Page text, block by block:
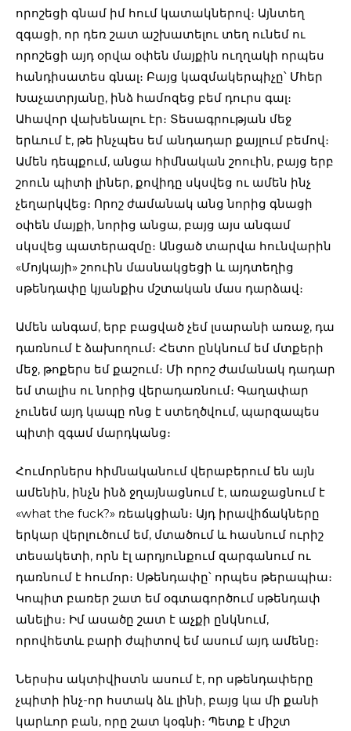
որոշեցի գնամ իմ հում կատակներով։ Այնտեղ
զգացի, որ դեռ շատ աշխատելու տեղ ունեմ ու
որոշեցի այդ օրվա օփեն մայքին ուղղակի որպես
հանդիսատես գնալ։ Բայց կազմակերպիչը՝ Մհեր
Խաչատրյանը, ինձ համոզեց բեմ դուրս գալ։
Ահավոր վախենալու էր։ Տեսագրության մեջ
երևում է, թե ինչպես եմ անդադար քայլում բեմով։
Ամեն դեպքում, անցա հիմնական շոուին, բայց երբ
շոուն պիտի լիներ, քովիդը սկսվեց ու ամեն ինչ
չեղարկվեց։ Որոշ ժամանակ անց նորից գնացի
օփեն մայքի, նորից անցա, բայց այս անգամ
սկսվեց պատերազմը։ Անցած տարվա հունվարին
«Մոյկայի» շոուին մասնակցեցի և այդտեղից
սթենդափը կյանքիս մշտական մաս դարձավ։
Ամեն անգամ, երբ բացված չեմ լսարանի առաջ, դա
դառնում է ձախողում։ Հետո ընկնում եմ մտքերի
մեջ, թոքերս եմ քաշում։ Մի որոշ ժամանակ դադար
եմ տալիս ու նորից վերադառնում։ Գաղափար
չունեմ այդ կապը ոնց է ստեղծվում, պարզապես
պիտի զգամ մարդկանց։
Հումորներս հիմնականում վերաբերում են այն
ամենին, ինչն ինձ ջղայնացնում է, առաջացնում է
«what the fuck?» ռեակցիան։ Այդ իրավիճակները
երկար վերլուծում եմ, մտածում և հասնում ուրիշ
տեսակետի, որն էլ արդյունքում զարգանում ու
դառնում է հումոր։ Սթենդափը՝ որպես թերապիա։
Կոպիտ բառեր շատ եմ օգտագործում սթենդափ
անելիս։ Իմ ասածը շատ է աչքի ընկնում,
որովհետև բարի ժպիտով եմ ասում այդ ամենը։
Ներսիս ակտիվիստն ասում է, որ սթենդափերը
չպիտի ինչ-որ հստակ ձև լինի, բայց կա մի քանի
կարևոր բան, որը շատ կօգնի։ Պետք է միշտ